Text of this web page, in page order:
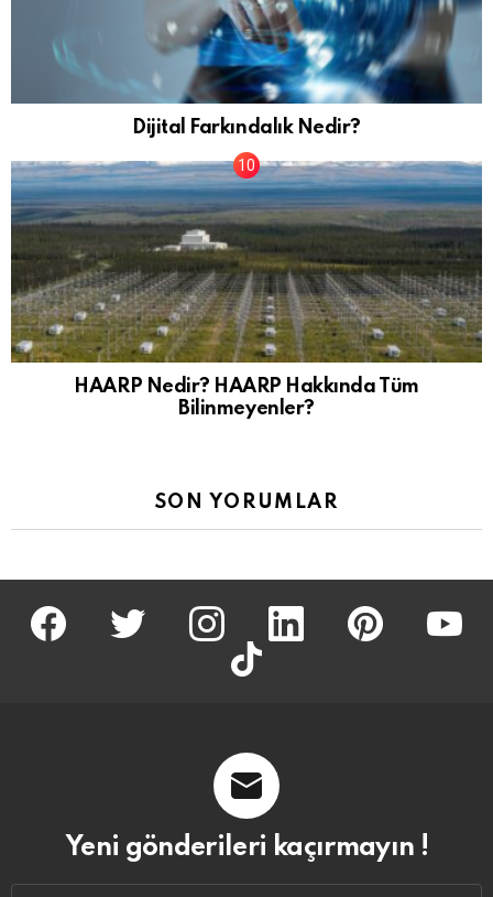
Dijital Farkındalık Nedir?
HAARP Nedir? HAARP Hakkında Tüm
Bilinmeyenler?
SON YORUMLAR
facebook twitter İnstagram linkedin pinterest
tiktok
Yeni gönderileri kaçırmayın !